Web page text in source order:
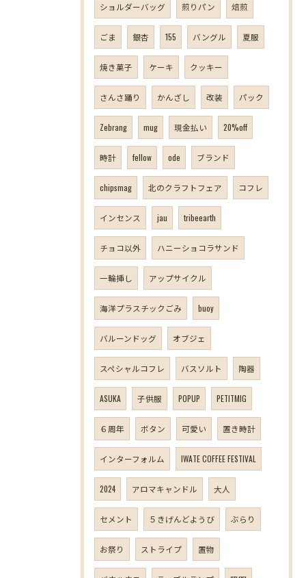
ショルダーバッグ 煎りパン 焙煎
ごま 銀杏 155 バングル 夏服
焼き菓子 ケーキ クッキー
さんさ踊り かんざし 改装 パック
Zebrang mug 現金払い 20%off
時計 fellow ode ブランド
chipsmag 北のクラフトフェア コフレ
インセンス jau tribeearth
チョコ以外 ハニーショコラサンド
一輪挿し アップサイクル
海洋プラスチックごみ buoy
バルーンドッグ オブジェ
スペシャルコフレ バスソルト 陶器
ASUKA 子供服 POPUP PETITMIG
６周年 ボタン 可愛い 置き時計
インターフォルム IWATE COFFEE FESTIVAL
2024 アロマキャンドル 大人
セメント ５きげんどようび ぶらり
お祭り ストライプ 置物